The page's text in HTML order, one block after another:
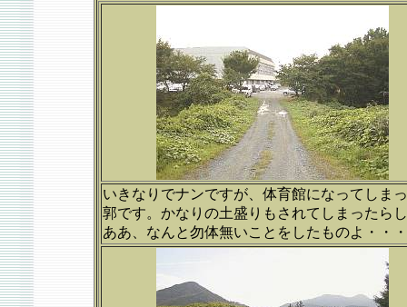
いきなりでナンですが、体育館になってしま
郭です。かなりの土盛りもされてしまったら
ああ、なんと勿体無いことをしたものよ・・